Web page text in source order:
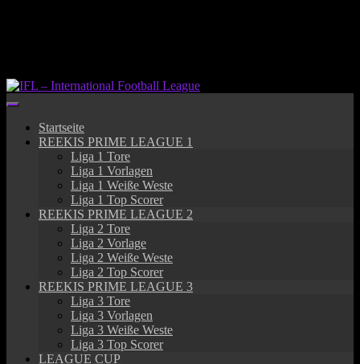
Startseite
REEKIS PRIME LEAGUE 1
Liga 1 Tore
Liga 1 Vorlagen
Liga 1 Weiße Weste
Liga 1 Top Scorer
REEKIS PRIME LEAGUE 2
Liga 2 Tore
Liga 2 Vorlage
Liga 2 Weiße Weste
Liga 2 Top Scorer
REEKIS PRIME LEAGUE 3
Liga 3 Tore
Liga 3 Vorlagen
Liga 3 Weiße Weste
Liga 3 Top Scorer
LEAGUE CUP